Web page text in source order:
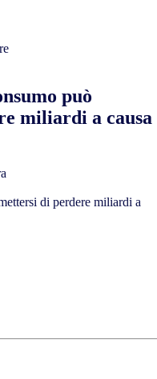
può
miliardi a causa
di perdere miliardi a